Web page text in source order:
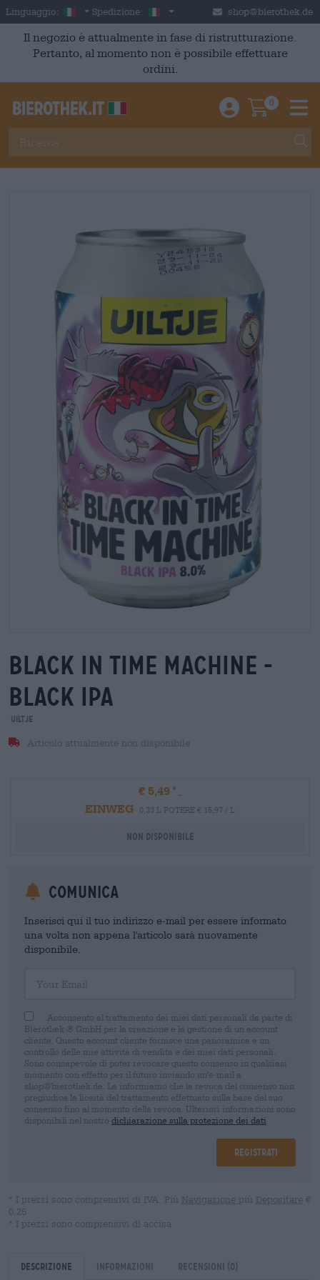
Skip to main content
Linguaggio: Italian
Spedizione: Italia shop@bierothek.de
Il negozio è attualmente in fase di ristrutturazione.
Pertanto, al momento non è possibile effettuare
ordini.
Einloggen /
0
black in time machine -
black ipa
Uiltje
Articolo attualmente non disponibile
€ 5,49
EINWEG
0,33 L POTERE € 15,97 / L
Non disponibile
Comunica
Inserisci qui il tuo indirizzo e-mail per essere informato
una volta non appena l'articolo sarà nuovamente
disponibile.
Acconsento al trattamento dei miei dati personali da parte di
Bierothek ® GmbH per la creazione e la gestione di un account
cliente. Questo account cliente fornisce una panoramica e un
controllo delle mie attività di vendita e dei miei dati personali.
Sono consapevole di poter revocare questo consenso in qualsiasi
momento con effetto per il futuro inviando un'e-mail a
shop@bierothek.de. La informiamo che la revoca del consenso non
pregiudica la liceità del trattamento effettuato sulla base del suo
consenso fino al momento della revoca. Ulteriori informazioni sono
disponibili nel nostro dichiarazione sulla protezione dei dati
Registrati
* I prezzi sono comprensivi di IVA. Più Navigazione più Depositare €
0,25
* I prezzi sono comprensivi di accisa
Descrizione Informazioni Recensioni (0)